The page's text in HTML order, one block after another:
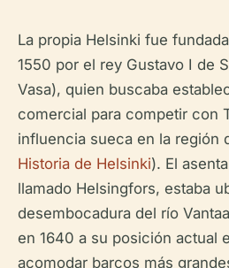
La propia Helsinki fue
1550 por el rey Gustavo I de
Vasa), quien buscaba
comercial para competir con
influencia sueca en la región
Historia de Helsinki). El
llamado Helsingfors, estaba
desembocadura del río
en 1640 a su posición actual
acomodar barcos más